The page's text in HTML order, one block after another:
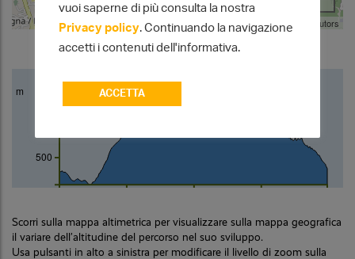
Leaflet| Map data ©OpenStreetMapcontributors
500
m
Scorri sulla mappa altimetrica per visualizzare sulla mappa geografica
il variare dell’altitudine del percorso nel suo sviluppo.
Usa pulsanti in alto a sinistra per modificare il livello di zoom sulla
vuoi saperne di più consulta la nostra
Privacy policy. Continuando la navigazione
accetti i contenuti dell'informativa.
ACCETTA